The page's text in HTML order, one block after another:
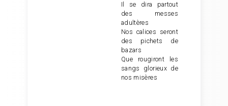
Il se dira partout
des messes
adultères
Nos calices seront
des pichets de
bazars
Que rougiront les
sangs glorieux de
nos misères